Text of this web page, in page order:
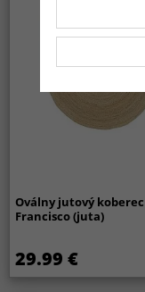
Oválny jutový koberec
Francisco (juta)
29.99 €